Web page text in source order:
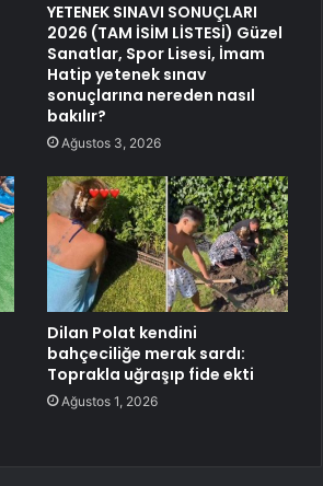
YETENEK SINAVI SONUÇLARI
2026 (TAM İSİM LİSTESİ) Güzel
Sanatlar, Spor Lisesi, İmam
Hatip yetenek sınav
sonuçlarına nereden nasıl
bakılır?
Ağustos 3, 2026
Dilan Polat kendini
bahçeciliğe merak sardı:
Toprakla uğraşıp fide ekti
Ağustos 1, 2026